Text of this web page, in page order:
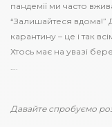
пандемії ми часто
“Залишайтеся вдома!”
карантину – це і так
Хтось має на увазі
….
Давайте спробуємо